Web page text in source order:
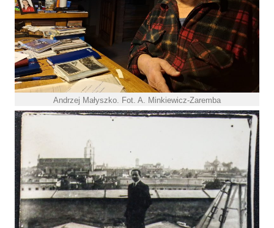
Andrzej Małyszko. Fot. A. Minkiewicz-Zaremba